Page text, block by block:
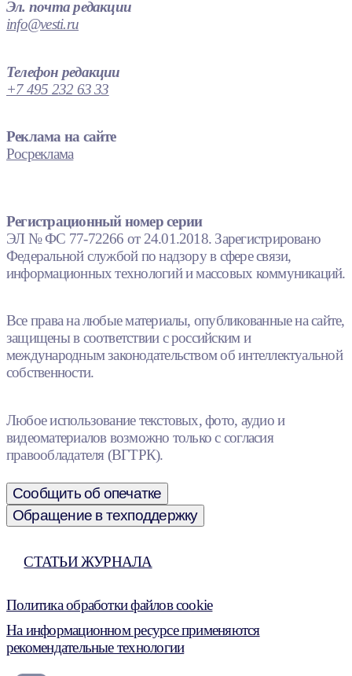
Эл. почта редакции
info@vesti.ru
Телефон редакции
+7 495 232 63 33
Реклама на сайте
Росреклама
Регистрационный номер серии
ЭЛ № ФС 77-72266 от 24.01.2018. Зарегистрировано
Федеральной службой по надзору в сфере связи,
информационных технологий и массовых коммуникаций.
Все права на любые материалы, опубликованные на сайте,
защищены в соответствии с российским и
международным законодательством об интеллектуальной
собственности.
Любое использование текстовых, фото, аудио и
видеоматериалов возможно только с согласия
правообладателя (ВГТРК).
Сообщить об опечатке
Обращение в техподдержку
СТАТЬИ ЖУРНАЛА
Политика обработки файлов cookie
На информационном ресурсе применяются
рекомендательные технологии